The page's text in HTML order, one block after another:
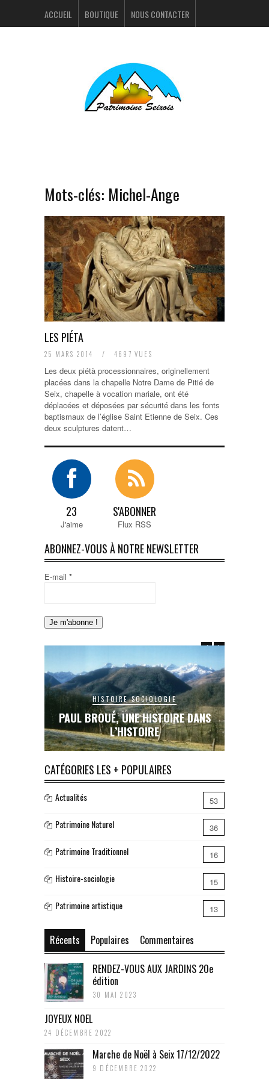
ACCUEIL BOUTIQUE NOUS CONTACTER
Mots-clés: Michel-Ange
LES PIÉTA
25 MARS 2014 / 4697 VUES
Les deux piétà processionnaires, originellement
placées dans la chapelle Notre Dame de Pitié de
Seix, chapelle à vocation mariale, ont été
déplacées et déposées par sécurité dans les fonts
baptismaux de l’église Saint Etienne de Seix. Ces
deux sculptures datent…
23
J'aime
S'ABONNER
Flux RSS
ABONNEZ-VOUS À NOTRE NEWSLETTER
E-mail *
HISTOIRE-SOCIOLOGIE
PAUL BROUÉ, UNE HISTOIRE DANS
L’HISTOIRE
CATÉGORIES LES + POPULAIRES
Actualités 53
Patrimoine Naturel 36
Patrimoine Traditionnel 16
Histoire-sociologie 15
Patrimoine artistique 13
Récents Populaires
Commentaires
RENDEZ-VOUS AUX JARDINS 20e
édition
30 MAI 2023
JOYEUX NOEL
24 DÉCEMBRE 2022
Marche de Noël à Seix 17/12/2022
9 DÉCEMBRE 2022